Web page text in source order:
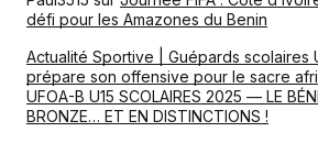
défi pour les Amazones du Benin
Actualité Sportive | Guépards scolaires
prépare son offensive pour le sacre
UFOA-B U15 SCOLAIRES 2025 — LE
BRONZE… ET EN DISTINCTIONS !